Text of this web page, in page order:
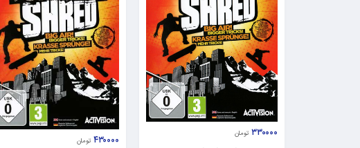
۳۳۰۰۰۰ تومان ۴۳۰۰۰۰ تومان